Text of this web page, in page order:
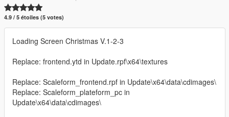
4.9 / 5 étoiles (5 votes)
Loading Screen Christmas V.1-2-3
Replace: frontend.ytd in Update.rpf\x64\textures
Replace: Scaleform_frontend.rpf in Update\x64\data\cdimages\
Replace: Scaleform_plateform_pc in
Update\x64\data\cdimages\